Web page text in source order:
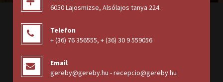
6050 Lajosmizse, Alsólajos tanya 224.
Telefon
+ (36) 76 356555, + (36) 30 9 559056
Email
gereby@gereby.hu - recepcio@gereby.hu